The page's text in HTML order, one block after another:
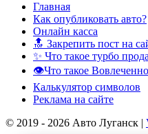
Главная
Как опубликовать авто?
Онлайн касса
🔝 Закрепить пост на
✨ Что такое турбо
👁️Что такое
Калькулятор символов
Реклама на сайте
© 2019 - 2026 Авто Луганск |